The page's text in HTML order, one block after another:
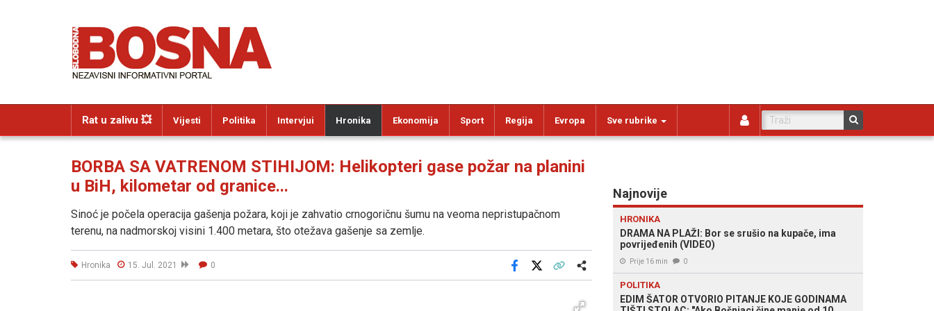
Rat u zalivu 💥 Vijesti Politika Intervjui Hronika Ekonomija Sport Regija Evropa Sve rubrike
BORBA SA VATRENOM STIHIJOM: Helikopteri gase požar na planini
u BiH, kilometar od granice...
Sinoć je počela operacija gašenja požara, koji je zahvatio crnogoričnu šumu na veoma nepristupačnom
terenu, na nadmorskoj visini 1.400 metara, što otežava gašenje sa zemlje.
Hronika 15. Jul. 2021 0
Facebook
Najnovije
HRONIKA
DRAMA NA PLAŽI: Bor se srušio na kupače, ima
povrijeđenih (VIDEO)
Prije 16 min 0
POLITIKA
EDIM ŠATOR OTVORIO PITANJE KOJE GODINAMA